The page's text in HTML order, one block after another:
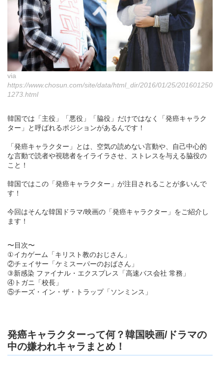
via
https://www.chosun.com/site/data/html_dir/2016/01/25/201601250
1273.html
韓国では「主役」「悪役」「脇役」だけではなく「発癌キャラク
ター」と呼ばれるポジションがあるんです！
「発癌キャラクター」とは、空気の読めない言動や、自己中心的
な言動で読者や視聴者をイライラさせ、ストレスを与える脇役の
こと！
韓国ではこの「発癌キャラクター」が注目されることが多いんで
す！
今回はそんな韓国ドラマ/映画の「発癌キャラクター」をご紹介し
ます！
〜目次〜
①イカゲーム「キリスト教のおじさん」
②チェイサー「ケミスーパーのおばさん」
③新感染 ファイナル・エクスプレス「高速バス会社 常務」
④トガニ「校長」
⑤チーズ・イン・ザ・トラップ「ソンミンス」
発癌キャラクターって何？韓国映画/ドラマの
中の嫌われキャラまとめ！